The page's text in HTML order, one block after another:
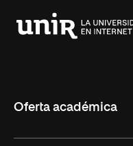
Oferta académica